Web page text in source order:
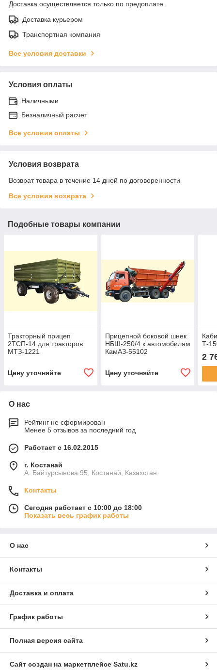
Доставка осуществляется только по предоплате.
Доставка курьером
Транспортная компания
Все условия доставки
Условия оплаты
Наличными
Безналичный расчет
Все условия оплаты
Условия возврата
Возврат товара в течение 14 дней по договоренности
Все условия возврата
Подобные товары компании
Тракторный прицеп
2ТСП-14 для тракторов
МТЗ-1221
Цену уточняйте
Прицепной боковой шнек
НБШ-250/4 к автомобилям
КамАЗ-55102
Цену уточняйте
Т-
2
О нас
Рейтинг не сформирован
Менее 5 отзывов за последний год
Работает с 16.02.2015
г. Костанай
А. Байтурсынова 95, Костанай, Казахстан
Контакты
Сегодня работает с 10:00 до 18:00
Показать весь график работы
О нас
Контакты
Доставка и оплата
График работы
Полная версия сайта
Сайт создан на маркетплейсе Satu.kz